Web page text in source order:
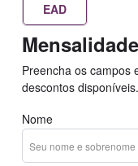
EAD
Mensalidade
Preencha os campos
descontos disponíveis.
Nome